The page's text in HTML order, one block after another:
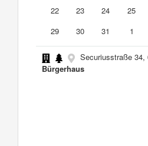
22
23 24 25
29
30 31 1
Securiusstraße
Bürgerhaus